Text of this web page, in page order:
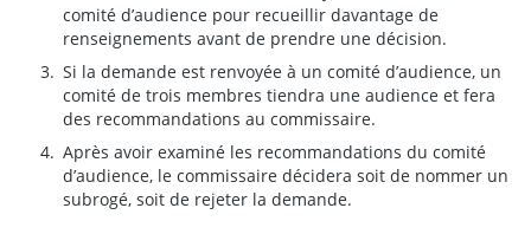
comité d’audience pour recueillir davantage de
renseignements avant de prendre une décision.
Si la demande est renvoyée à un comité d’audience, un
comité de trois membres tiendra une audience et fera
des recommandations au commissaire.
Après avoir examiné les recommandations du comité
d’audience, le commissaire décidera soit de nommer un
subrogé, soit de rejeter la demande.